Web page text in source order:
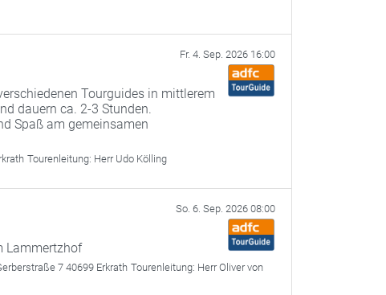
Fr. 4. Sep. 2026 16:00
Tourguides in mittlerem
dauern ca. 2-3 Stunden.
Spaß am gemeinsamen
Tourenleitung: Herr Udo Kölling
So. 6. Sep. 2026 08:00
Lammertzhof
7 40699 Erkrath Tourenleitung: Herr Oliver von